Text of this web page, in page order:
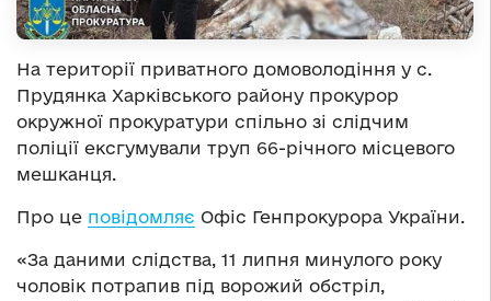
На території приватного домоволодіння у с.
Прудянка Харківського району прокурор
окружної прокуратури спільно зі слідчим
поліції ексгумували труп 66-річного місцевого
мешканця.
Про це повідомляє Офіс Генпрокурора України.
«За даними слідства, 11 липня минулого року
чоловік потрапив під ворожий обстріл,